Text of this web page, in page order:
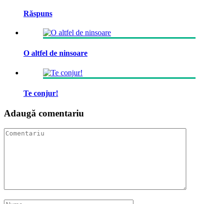
Răspuns
O altfel de ninsoare
Te conjur!
Adaugă comentariu